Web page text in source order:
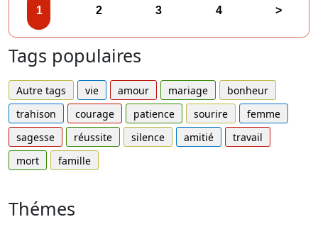
1 2 3 4 >
Tags populaires
Autre tags vie amour mariage
bonheur
trahison
courage patience sourire
femme
sagesse
réussite silence amitié
travail
mort
famille
Thémes